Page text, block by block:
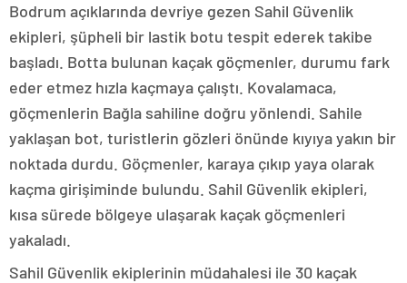
Bodrum açıklarında devriye gezen Sahil Güvenlik
ekipleri, şüpheli bir lastik botu tespit ederek takibe
başladı. Botta bulunan kaçak göçmenler, durumu fark
eder etmez hızla kaçmaya çalıştı. Kovalamaca,
göçmenlerin Bağla sahiline doğru yönlendi. Sahile
yaklaşan bot, turistlerin gözleri önünde kıyıya yakın bir
noktada durdu. Göçmenler, karaya çıkıp yaya olarak
kaçma girişiminde bulundu. Sahil Güvenlik ekipleri,
kısa sürede bölgeye ulaşarak kaçak göçmenleri
yakaladı.
Sahil Güvenlik ekiplerinin müdahalesi ile 30 kaçak